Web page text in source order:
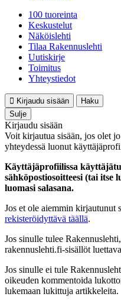
100 tuoreinta
Keskustelut
Näköislehti
Tilaa Rakennuslehti
Uutiskirje
Toimitus
Yhteystiedot
Kirjaudu sisään
Haku
Sulje
Kirjaudu sisään
Voit kirjautua sisään, jos olet
yhteydessä luonut
Käyttäjäprofiilissa
sähköpostiosoitteesi (tai itse
luomasi salasana.
Jos et ole aiemmin kirjautunut
rekisteröidyttävä täällä.
Jos sinulle tulee
rakennuslehti.fi-sisällöt
Jos sinulle ei tule
oikeuden kommentoida
lukemaan lukittuja artikkeleita.